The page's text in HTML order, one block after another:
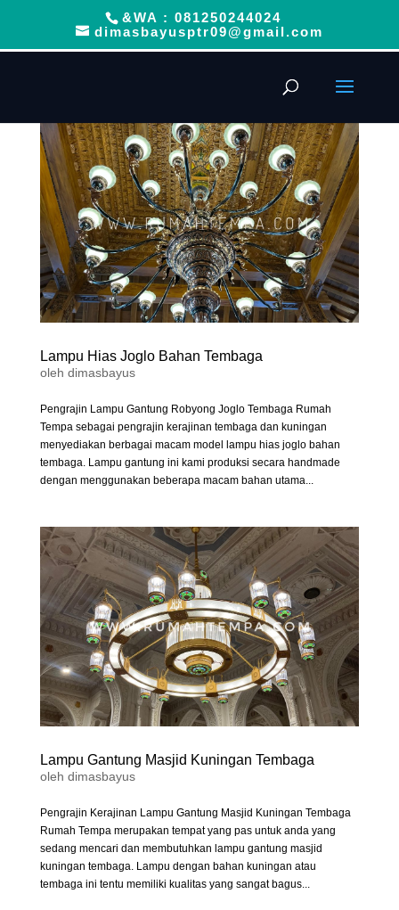
&WA : 081250244024
dimasbayusptr09@gmail.com
Lampu Hias Joglo Bahan Tembaga
oleh dimasbayus
Pengrajin Lampu Gantung Robyong Joglo Tembaga Rumah
Tempa sebagai pengrajin kerajinan tembaga dan kuningan
menyediakan berbagai macam model lampu hias joglo bahan
tembaga. Lampu gantung ini kami produksi secara handmade
dengan menggunakan beberapa macam bahan utama...
Lampu Gantung Masjid Kuningan Tembaga
oleh dimasbayus
Pengrajin Kerajinan Lampu Gantung Masjid Kuningan Tembaga
Rumah Tempa merupakan tempat yang pas untuk anda yang
sedang mencari dan membutuhkan lampu gantung masjid
kuningan tembaga. Lampu dengan bahan kuningan atau
tembaga ini tentu memiliki kualitas yang sangat bagus...